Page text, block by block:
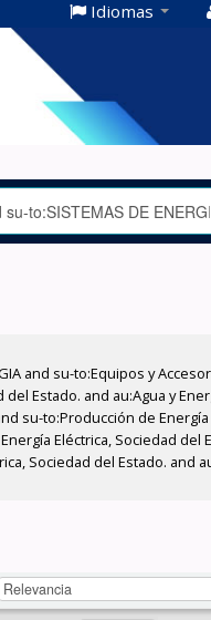
Idiomas
and su-to:Equipos y
Estado. and au:Agua y
su-to:Producción de
Eléctrica, Sociedad del
Sociedad del Estado. and